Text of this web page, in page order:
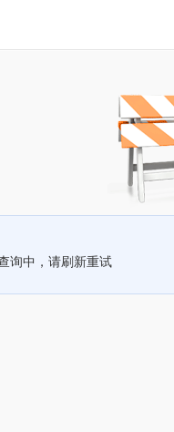
询中，请刷新重试